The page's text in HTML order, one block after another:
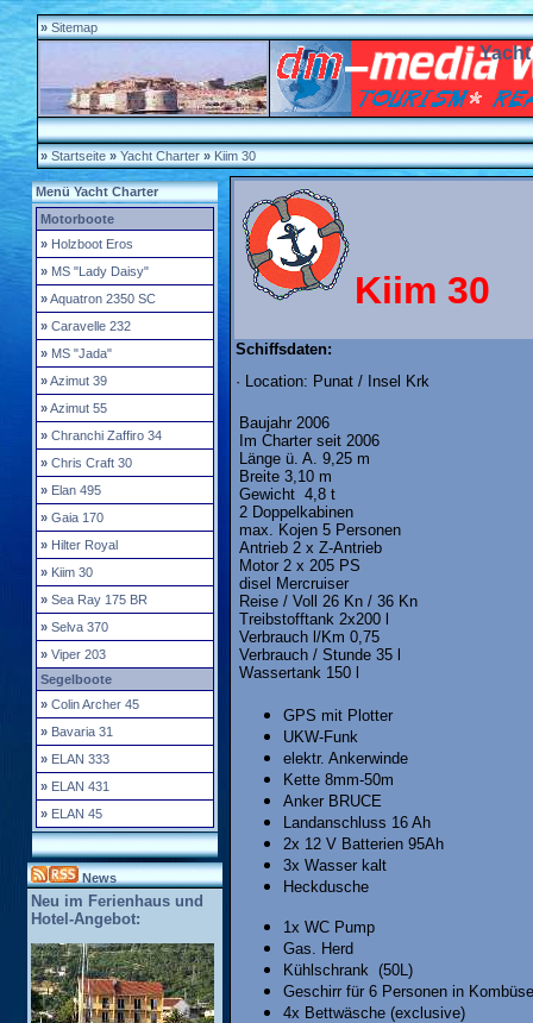
» Sitemap
» Startseite» Yacht Charter» Kiim 30
Menü Yacht Charter
Motorboote
» Holzboot Eros
» MS "Lady Daisy"
»Aquatron 2350 SC
» Caravelle 232
» MS "Jada"
»Azimut 39
»Azimut 55
» Chranchi Zaffiro 34
» Chris Craft 30
» Elan 495
» Gaia 170
» Hilter Royal
» Kiim 30
» Sea Ray 175 BR
» Selva 370
» Viper 203
Segelboote
» Colin Archer 45
» Bavaria 31
» ELAN 333
» ELAN 431
» ELAN 45
News
Neu im Ferienhaus und
Hotel-Angebot:
Kiim 30
Schiffsdaten:
· Location: Punat / Insel Krk
Baujahr 2006
Im Charter seit 2006
Länge ü. A. 9,25 m
Breite 3,10 m
Gewicht 4,8 t
2 Doppelkabinen
max. Kojen 5 Personen
Antrieb 2 x Z-Antrieb
Motor 2 x 205 PS
disel Mercruiser
Reise / Voll 26 Kn / 36 Kn
Treibstofftank 2x200 l
Verbrauch l/Km 0,75
Verbrauch / Stunde 35 l
Wassertank 150 l
GPS mit Plotter
UKW-Funk
elektr. Ankerwinde
Kette 8mm-50m
Anker BRUCE
Landanschluss 16 Ah
2x 12 V Batterien 95Ah
3x Wasser kalt
Heckdusche
1x WC Pump
Gas. Herd
Kühlschrank (50L)
Geschirr für 6 Personen in Kombüse
4x Bettwäsche (exclusive)